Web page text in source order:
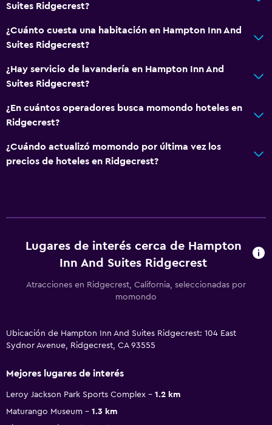
Suites Ridgecrest?
¿Cuánto cuesta una habitación en Hampton Inn And
Suites Ridgecrest?
¿Hay servicio de lavandería en Hampton Inn And
Suites Ridgecrest?
¿En cuántos operadores busca momondo hoteles en
Ridgecrest?
¿Cuándo actualizó momondo por última vez los
precios de hoteles en Ridgecrest?
Lugares de interés cerca de Hampton
Inn And Suites Ridgecrest
Atracciones en Ridgecrest, California, seleccionadas por
momondo
Ubicación de Hampton Inn And Suites Ridgecrest: 104 East
Sydnor Avenue, Ridgecrest, CA 93555
Mejores lugares de interés
Leroy Jackson Park Sports Complex
1.2 km
Maturango Museum
1.3 km